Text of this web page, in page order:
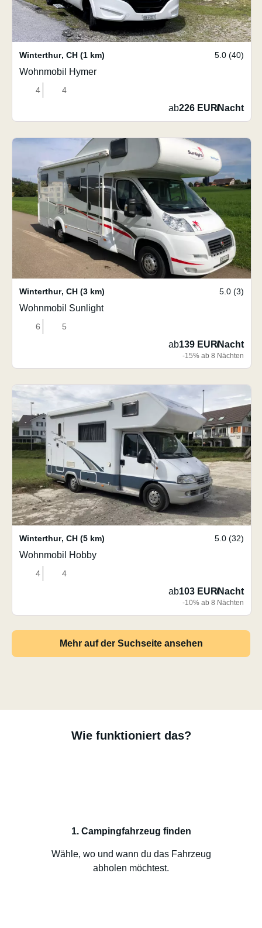
Winterthur, CH (1 km) 5.0 (40)
Wohnmobil Hymer
4 4
ab226 EUR/Nacht
Winterthur, CH (3 km) 5.0 (3)
Wohnmobil Sunlight
6 5
ab139 EUR/Nacht
-15% ab 8 Nächten
Winterthur, CH (5 km) 5.0 (32)
Wohnmobil Hobby
4 4
ab103 EUR/Nacht
-10% ab 8 Nächten
Mehr auf der Suchseite ansehen
Wie funktioniert das?
1. Campingfahrzeug finden
Wähle, wo und wann du das Fahrzeug
abholen möchtest.